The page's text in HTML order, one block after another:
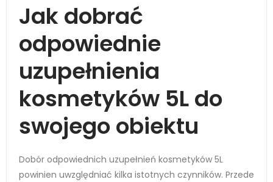
Jak dobrać
odpowiednie
uzupełnienia
kosmetyków 5L do
swojego obiektu
Dobór odpowiednich uzupełnień kosmetyków 5L
powinien uwzględniać kilka istotnych czynników. Przede